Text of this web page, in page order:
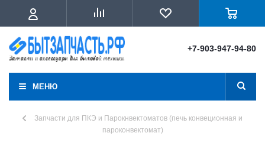
+7-903-947-94-80
МЕНЮ
Запчасти для ПКЭ и Парокнвектоматов (печь конвеционная и
пароконвектомат)